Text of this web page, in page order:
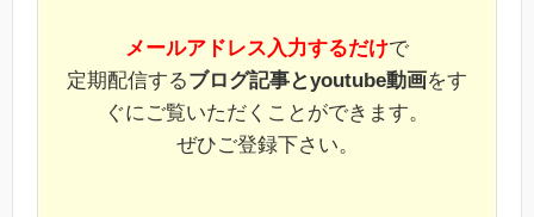
メールアドレス入力するだけで
定期配信するブログ記事とyoutube動画をす
ぐにご覧いただくことができます。
ぜひご登録下さい。